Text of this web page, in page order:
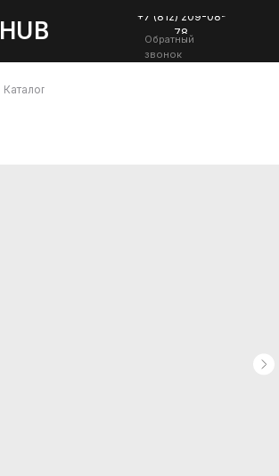
HUB
+7 (812) 209-08-
78
Обратный
звонок
Каталог